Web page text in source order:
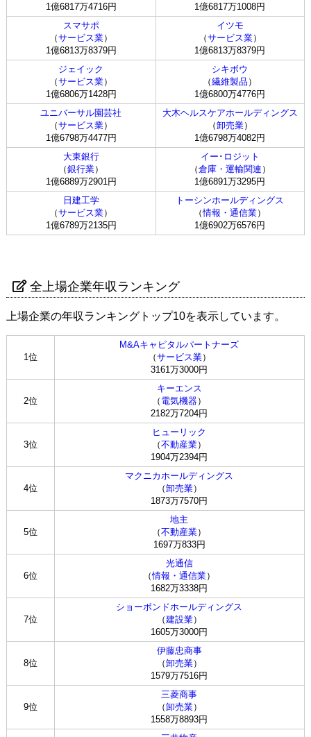
1億6817万4716円
1億6817万1008円
スマサポ
（サービス業）
1億6813万8379円
イツモ
（サービス業）
1億6813万8379円
ジェイック
（サービス業）
1億6806万1428円
シキボウ
（繊維製品 ）
1億6800万4776円
ユニバーサル園芸社
（サービス業）
1億6798万4477円
大木ヘルスケアホールディングス
（卸売業）
1億6798万4082円
大東銀行
（銀行業）
1億6889万2901円
イー･ロジット
（倉庫・運輸関連 ）
1億6891万3295円
日建工学
（サービス業）
1億6789万2135円
トーシンホールディングス
（情報・通信業）
1億6902万6576円
全上場企業年収ランキング
上場企業の年収ランキングトップ10を表示しています。
1位
M&Aキャピタルパートナーズ
（サービス業）
3161万3000円
2位
キーエンス
（ 電気機器）
2182万7204円
3位
ヒューリック
（不動産業）
1904万2394円
4位
マクニカホールディングス
（卸売業）
1873万7570円
5位
地主
（不動産業）
1697万833円
6位
光通信
（情報・通信業）
1682万3338円
7位
ショーボンドホールディングス
（建設業）
1605万3000円
8位
伊藤忠商事
（卸売業）
1579万7516円
9位
三菱商事
（卸売業）
1558万8893円